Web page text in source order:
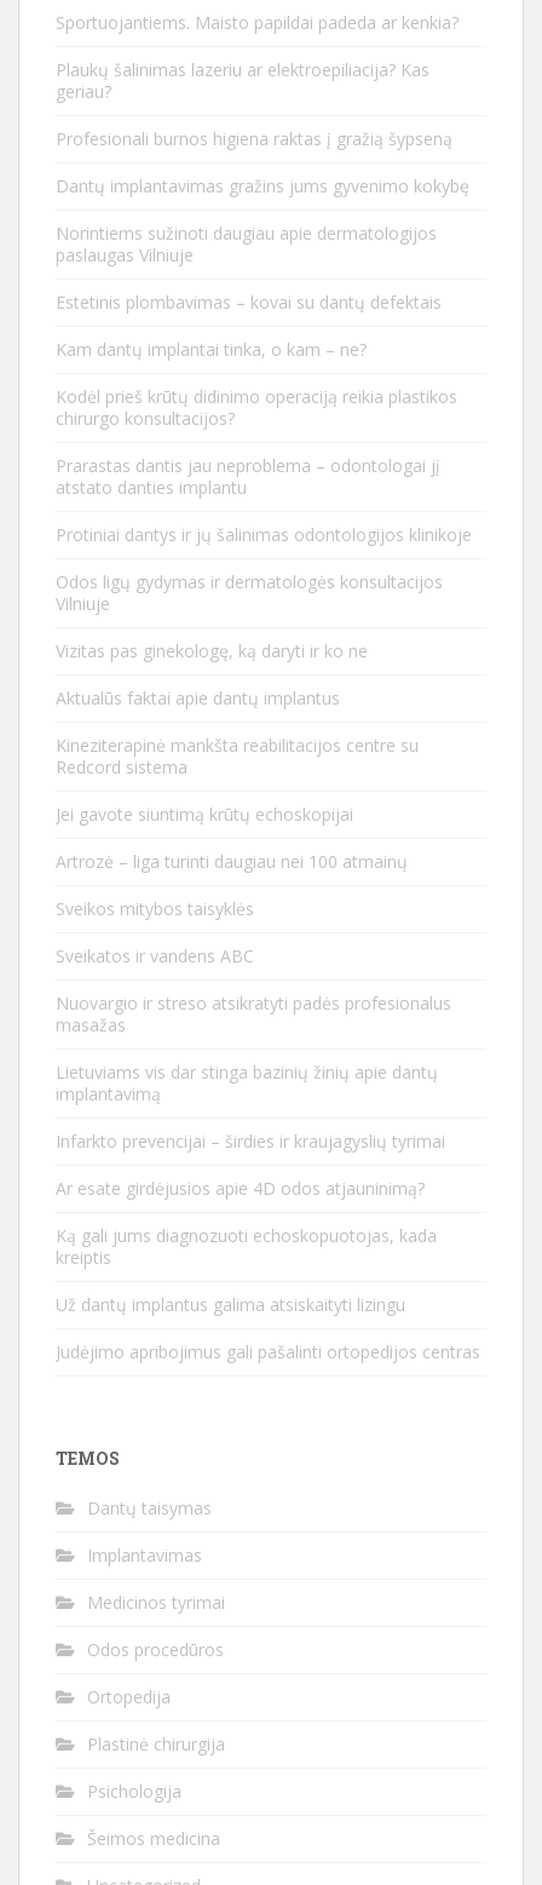
Sportuojantiems. Maisto papildai padeda ar kenkia?
Plaukų šalinimas lazeriu ar elektroepiliacija? Kas
geriau?
Profesionali burnos higiena raktas į gražią šypseną
Dantų implantavimas gražins jums gyvenimo kokybę
Norintiems sužinoti daugiau apie dermatologijos
paslaugas Vilniuje
Estetinis plombavimas – kovai su dantų defektais
Kam dantų implantai tinka, o kam – ne?
Kodėl prieš krūtų didinimo operaciją reikia plastikos
chirurgo konsultacijos?
Prarastas dantis jau neproblema – odontologai jį
atstato danties implantu
Protiniai dantys ir jų šalinimas odontologijos klinikoje
Odos ligų gydymas ir dermatologės konsultacijos
Vilniuje
Vizitas pas ginekologę, ką daryti ir ko ne
Aktualūs faktai apie dantų implantus
Kineziterapinė mankšta reabilitacijos centre su
Redcord sistema
Jei gavote siuntimą krūtų echoskopijai
Artrozė – liga turinti daugiau nei 100 atmainų
Sveikos mitybos taisyklės
Sveikatos ir vandens ABC
Nuovargio ir streso atsikratyti padės profesionalus
masažas
Lietuviams vis dar stinga bazinių žinių apie dantų
implantavimą
Infarkto prevencijai – širdies ir kraujagyslių tyrimai
Ar esate girdėjusios apie 4D odos atjauninimą?
Ką gali jums diagnozuoti echoskopuotojas, kada
kreiptis
Už dantų implantus galima atsiskaityti lizingu
Judėjimo apribojimus gali pašalinti ortopedijos centras
TEMOS
Dantų taisymas
Implantavimas
Medicinos tyrimai
Odos procedūros
Ortopedija
Plastinė chirurgija
Psichologija
Šeimos medicina